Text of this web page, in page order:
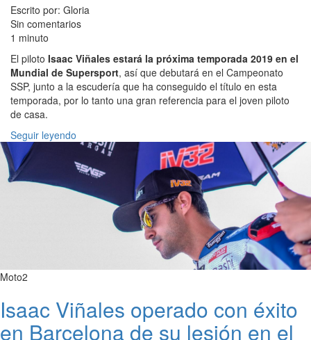
Escrito por: Gloria
Sin comentarios
1 minuto
El piloto Isaac Viñales estará la próxima temporada 2019 en el
Mundial de Supersport, así que debutará en el Campeonato
SSP, junto a la escudería que ha conseguido el título en esta
temporada, por lo tanto una gran referencia para el joven piloto
de casa.
Seguir leyendo
Moto2
Isaac Viñales operado con éxito
en Barcelona de su lesión en el